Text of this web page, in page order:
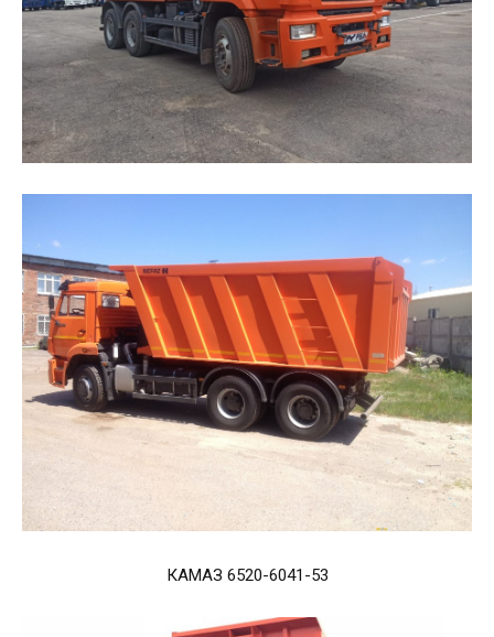
КАМАЗ 6520-6041-53